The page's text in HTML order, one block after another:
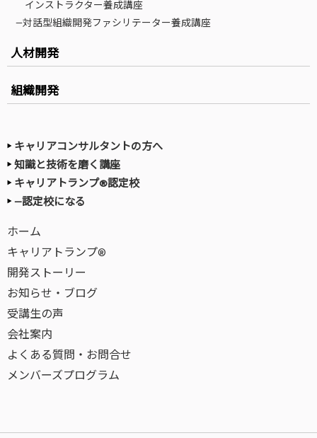
インストラクター養成講座
—対話型組織開発ファシリテーター養成講座
人材開発
組織開発
キャリアコンサルタントの方へ
知識と技術を磨く講座
キャリアトランプ®認定校
—認定校になる
ホーム
キャリアトランプ®
開発ストーリー
お知らせ・ブログ
受講生の声
会社案内
よくある質問・お問合せ
メンバーズプログラム